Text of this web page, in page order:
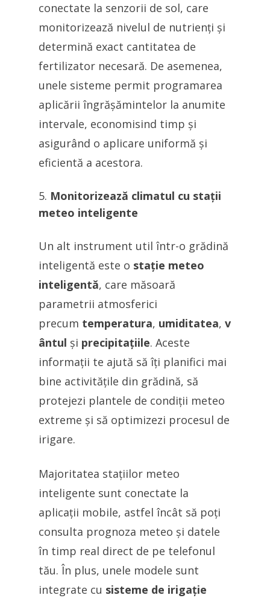
conectate la senzorii de sol, care
monitorizează nivelul de nutrienți și
determină exact cantitatea de
fertilizator necesară. De asemenea,
unele sisteme permit programarea
aplicării îngrășămintelor la anumite
intervale, economisind timp și
asigurând o aplicare uniformă și
eficientă a acestora.
Monitorizează climatul cu stații
meteo inteligente
Un alt instrument util într-o grădină
inteligentă este o stație meteo
inteligentă, care măsoară
parametrii atmosferici
precum temperatura, umiditatea, v
ântul și precipitațiile. Aceste
informații te ajută să îți planifici mai
bine activitățile din grădină, să
protejezi plantele de condiții meteo
extreme și să optimizezi procesul de
irigare.
Majoritatea stațiilor meteo
inteligente sunt conectate la
aplicații mobile, astfel încât să poți
consulta prognoza meteo și datele
în timp real direct de pe telefonul
tău. În plus, unele modele sunt
integrate cu sisteme de irigație